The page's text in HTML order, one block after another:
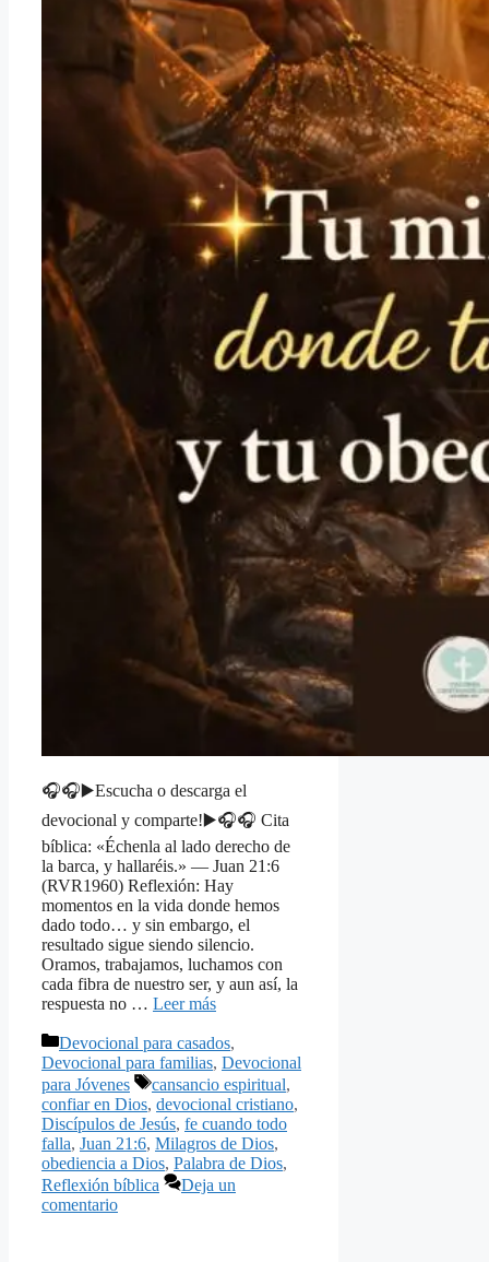
🎧🎧▶️Escucha o descarga el
devocional y comparte!▶️🎧🎧 Cita
bíblica: «Échenla al lado derecho de
la barca, y hallaréis.» — Juan 21:6
(RVR1960) Reflexión: Hay
momentos en la vida donde hemos
dado todo… y sin embargo, el
resultado sigue siendo silencio.
Oramos, trabajamos, luchamos con
cada fibra de nuestro ser, y aun así, la
respuesta no … Leer más
Categorías
Devocional para casados,
Devocional para familias, Devocional
para Jóvenes
Etiquetas
cansancio espiritual,
confiar en Dios, devocional cristiano,
Discípulos de Jesús, fe cuando todo
falla, Juan 21:6, Milagros de Dios,
obediencia a Dios, Palabra de Dios,
Reflexión bíblica
Deja un
comentario